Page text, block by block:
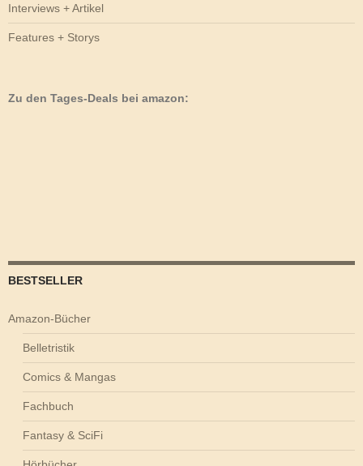
Interviews + Artikel
Features + Storys
Zu den Tages-Deals bei amazon:
BESTSELLER
Amazon-Bücher
Belletristik
Comics & Mangas
Fachbuch
Fantasy & SciFi